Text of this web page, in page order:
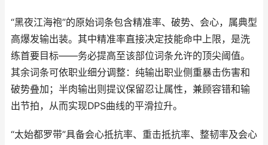
“黑夜江海袍”的原始词条包含精准率、破势、会心，属典型
高爆发输出装。其中精准率直接决定技能命中上限，是洗
练首要目标——务必提高至该部位词条允许的顶尖阈值。
其余词条可依职业细分调整：纯输出职业侧重暴击伤害和
破势叠加；半肉输出则提议保留忍让属性，兼顾容错和输
出节拍，从而实现DPS曲线的平滑拉升。
“太始都罗带”具备会心抵抗率、重击抵抗率、整韧率及会心